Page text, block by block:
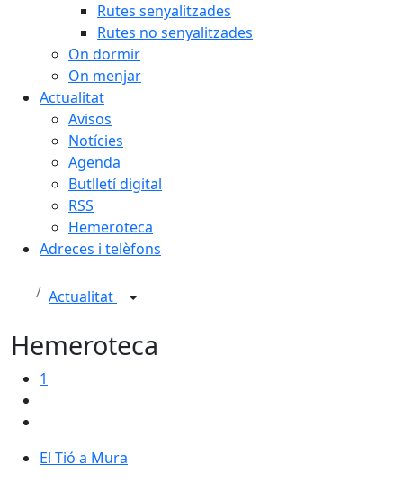
Rutes senyalitzades
Rutes no senyalitzades
On dormir
On menjar
Actualitat
Avisos
Notícies
Agenda
Butlletí digital
RSS
Hemeroteca
Adreces i telèfons
Actualitat
Hemeroteca
1
El Tió a Mura
El Tió a Mura